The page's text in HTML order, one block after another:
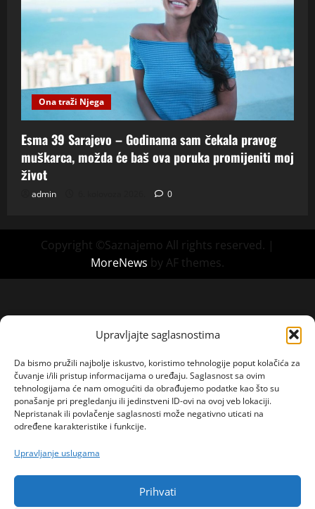
Upravljajte saglasnostima
Da bismo pružili najbolje iskustvo, koristimo tehnologije poput kolačića za
čuvanje i/ili pristup informacijama o uređaju. Saglasnost sa ovim
tehnologijama će nam omogućiti da obrađujemo podatke kao što su
ponašanje pri pregledanju ili jedinstveni ID-ovi na ovoj veb lokaciji.
Nepristanak ili povlačenje saglasnosti može negativno uticati na
određene karakteristike i funkcije.
Upravljanje uslugama
Prihvati
Ona traži Njega
Esma 39 Sarajevo – Godinama sam čekala pravog
muškarca, možda će baš ova poruka promijeniti moj
život
admin 0
Copyright ©Saznajemo All rights reserved. |
MoreNews by AF themes.